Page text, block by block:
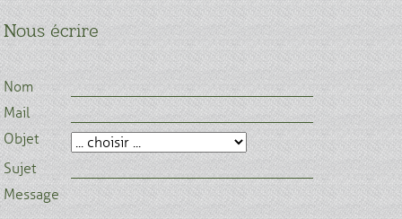
Nous écrire
Nom
Mail
Objet
Sujet
Message